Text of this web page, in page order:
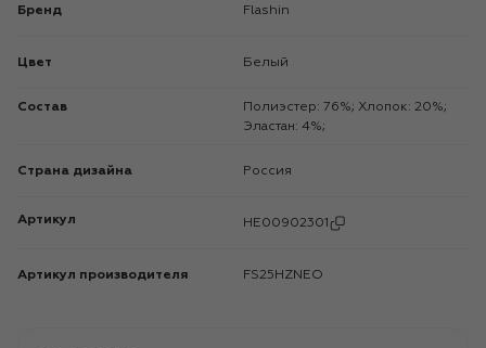
Бренд Flashin
Цвет Белый
Состав
Полиэстер: 76%; Хлопок: 20%;
Эластан: 4%;
Страна дизайна Россия
Артикул HE00902301
Артикул производителя FS25HZNEO